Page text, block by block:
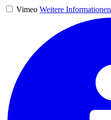
Vimeo Weitere Informationen